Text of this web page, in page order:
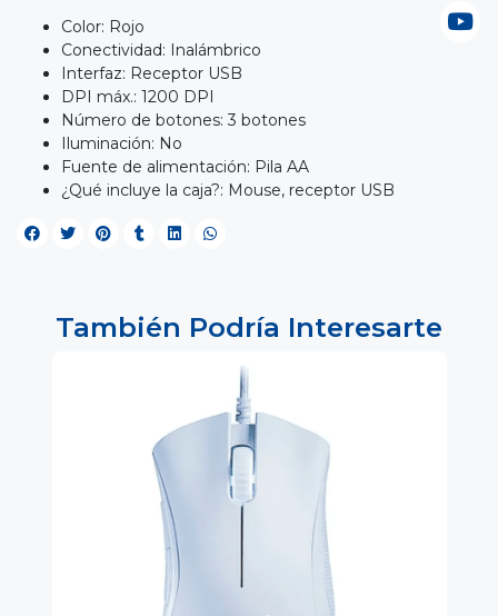
Color: Rojo
Conectividad: Inalámbrico
Interfaz: Receptor USB
DPI máx.: 1200 DPI
Número de botones: 3 botones
Iluminación: No
Fuente de alimentación: Pila AA
¿Qué incluye la caja?: Mouse, receptor USB
También Podría Interesarte